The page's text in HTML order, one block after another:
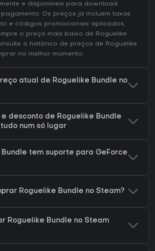
e disponíveis para download
Os preços já incluem taxas
e códigos promocionais aplicados,
o preço mais baixo de Roguelike
o histórico de preços de Roguelike
no melhor momento.
atual de Roguelike Bundle no
e desconto de Roguelike Bundle
num só lugar
Bundle tem suporte para GeForce
Roguelike Bundle no Steam?
Roguelike Bundle no Steam